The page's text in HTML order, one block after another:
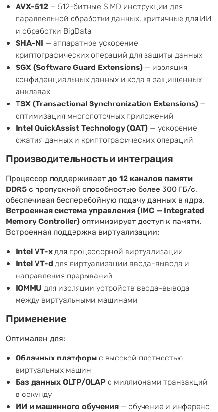
AVX-512 — 512-битные SIMD инструкции для
параллельной обработки данных, критичные для ИИ
и обработки BigData
SHA-NI — аппаратное ускорение
криптографических операций для защиты данных
SGX (Software Guard Extensions) — изоляция
конфиденциальных данных и кода в защищенных
анклавах
TSX (Transactional Synchronization Extensions) —
оптимизация многопоточных приложений
Intel QuickAssist Technology (QAT) — ускорение
сжатия данных и криптографических операций
Производительность и интеграция
Процессор поддерживаетдо 12 каналов памяти
DDR5с пропускной способностью более 300 ГБ/с,
обеспечивая бесперебойную подачу данных в ядра.
Встроенная система управления (IMC — Integrated
Memory Controller)оптимизирует доступ к памяти.
Встроенная поддержка виртуализации:
Intel VT-xдля процессорной виртуализации
Intel VT-d для виртуализации ввода-вывода и
направления прерываний
IOMMU для изоляции устройств ввода-вывода
между виртуальными машинами
Применение
Оптимален для:
Облачных платформ с высокой плотностью
виртуальных машин
Баз данных OLTP/OLAP с миллионами транзакций
в секунду
ИИ и машинного обучения — обучение и инференс